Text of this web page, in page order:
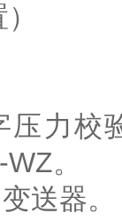
置）
力校
。
送器。